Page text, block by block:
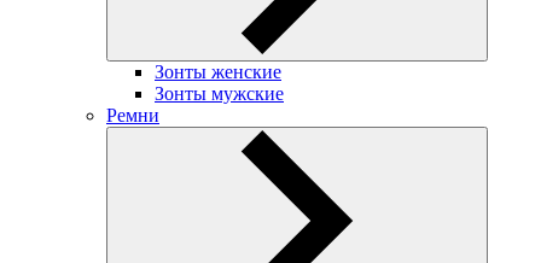
Зонты женские
Зонты мужские
Ремни